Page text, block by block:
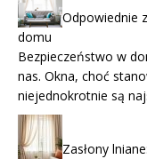
Odpowiednie
domu
Bezpieczeństwo w
nas. Okna, choć
niejednokrotnie są
Zasłony